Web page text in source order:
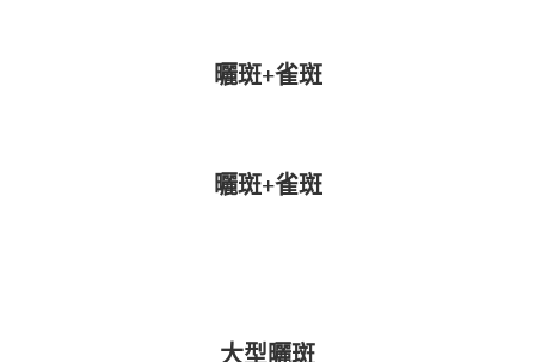
曬斑+雀斑
曬斑+雀斑
大型曬斑